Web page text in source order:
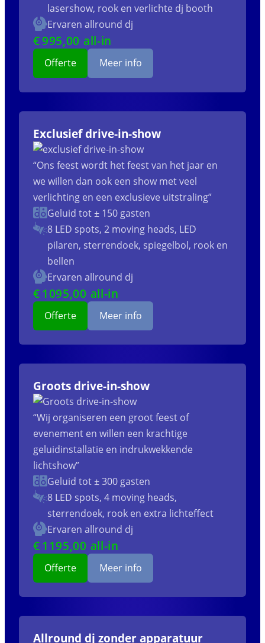
lasershow, rook en verlichte dj booth
Ervaren allround dj
€995,00 all-in
Offerte Meer info
Exclusief drive-in-show
“Ons feest wordt het feest van het jaar en
we willen dan ook een show met veel
verlichting en een exclusieve uitstraling”
Geluid tot ± 150 gasten
8 LED spots, 2 moving heads, LED
pilaren, sterrendoek, spiegelbol, rook en
bellen
Ervaren allround dj
€ 1095,00 all-in
Offerte Meer info
Groots drive-in-show
“Wij organiseren een groot feest of
evenement en willen een krachtige
geluidinstallatie en indrukwekkende
lichtshow”
Geluid tot ± 300 gasten
8 LED spots, 4 moving heads,
sterrendoek, rook en extra lichteffect
Ervaren allround dj
€ 1195,00 all-in
Offerte Meer info
Allround dj zonder apparatuur